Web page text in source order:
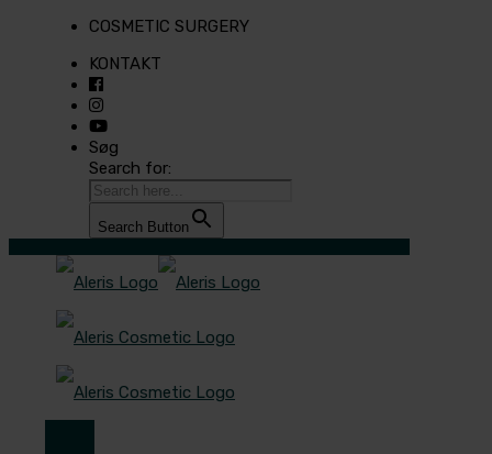
COSMETIC SURGERY
KONTAKT
Søg
Search for:
Search Button